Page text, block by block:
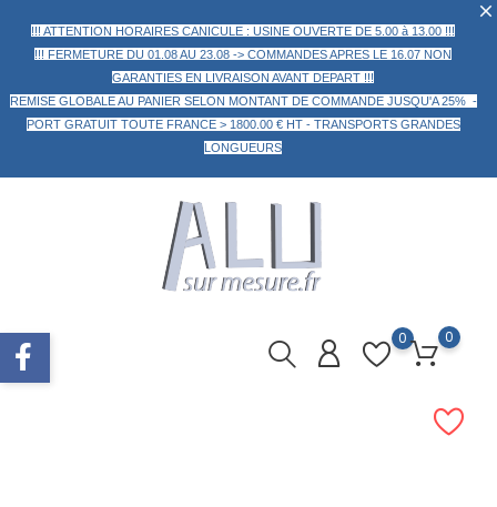
!!! ATTENTION HORAIRES CANICULE : USINE OUVERTE DE 5.00 à 13.00 !!!
!!! FERMETURE DU 01.08 AU 23.08 -> COMMANDES APRES LE 16.07 NON
GARANTIES EN LIVRAISON AVANT DEPART !!!
REMISE GLOBALE AU PANIER SELON MONTANT DE COMMANDE JUSQU'A 25% -
PORT GRATUIT TOUTE FRANCE > 1800.00 € HT - TRANSPORTS GRANDES
LONGUEURS
0 0